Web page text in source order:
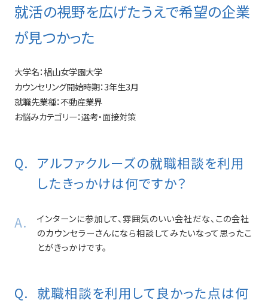
就活の視野を広げたうえで希望の企業
が見つかった
大学名：椙山女学園大学
カウンセリング開始時期：3年生3月
就職先業種：不動産業界
お悩みカテゴリー：選考・面接対策
アルファクルーズの就職相談を利用
したきっかけは何ですか？
インターンに参加して、雰囲気のいい会社だな、この会社
のカウンセラーさんになら相談してみたいなって思ったこ
とがきっかけです。
就職相談を利用して良かった点は何